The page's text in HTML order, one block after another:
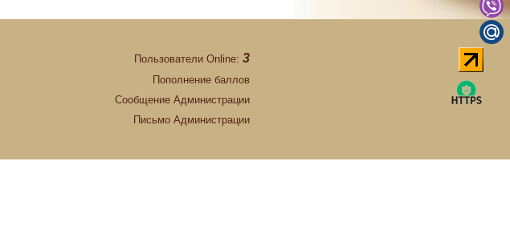
Пользователи Online: 3
Пополнение баллов
Сообщение Администрации
Письмо Администрации